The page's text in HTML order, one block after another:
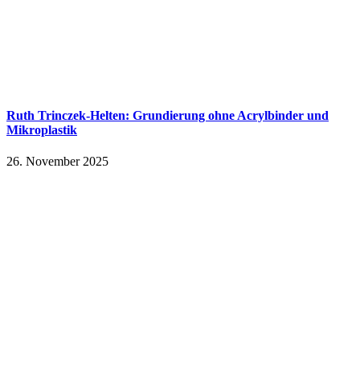
Ruth Trinczek-Helten: Grundierung ohne Acrylbinder und
Mikroplastik
26. November 2025